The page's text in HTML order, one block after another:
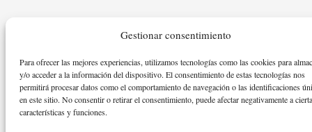
Gestionar consentimiento
Para ofrecer las mejores experiencias, utilizamos tecnologías como las cookies para
y/o acceder a la información del dispositivo. El consentimiento de estas tecnologías nos
permitirá procesar datos como el comportamiento de navegación o las identificaciones
en este sitio. No consentir o retirar el consentimiento, puede afectar negativamente a
características y funciones.